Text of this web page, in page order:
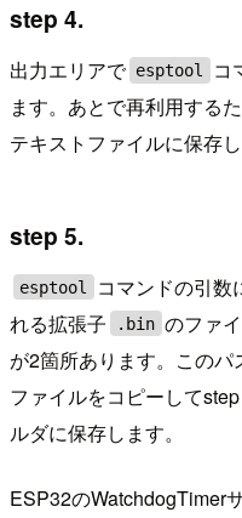
step 4.
出力エリアで esptool
コ
ます。あとで再利用する
テキストファイルに保存し
step 5.
esptool
コマンドの引数
れる拡張子
.bin のファ
が2箇所あります。この
ファイルをコピーして
ルダに保存します。
ESP32のWatchdogTimer